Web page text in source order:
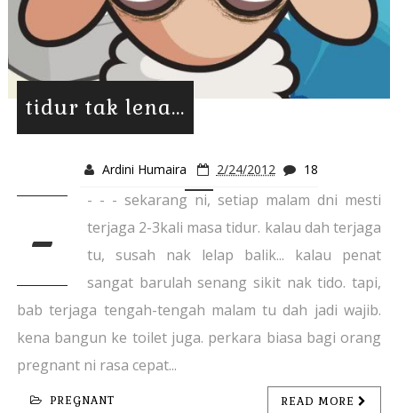
tidur tak lena...
Ardini Humaira 2/24/2012 18
-
- - - sekarang ni, setiap malam dni mesti
terjaga 2-3kali masa tidur. kalau dah terjaga
tu, susah nak lelap balik... kalau penat
sangat barulah senang sikit nak tido. tapi,
bab terjaga tengah-tengah malam tu dah jadi wajib.
kena bangun ke toilet juga. perkara biasa bagi orang
pregnant ni rasa cepat...
PREGNANT READ MORE